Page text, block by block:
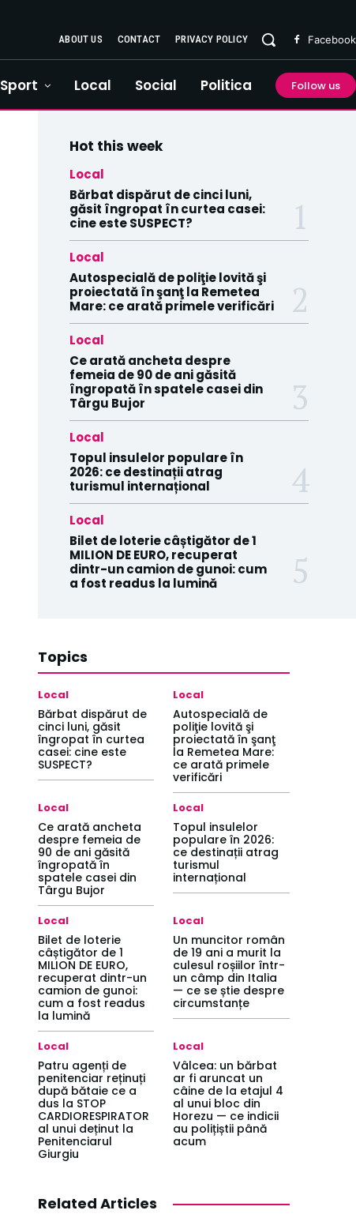
ABOUT US CONTACT PRIVACY POLICY Facebook
Sport Local Social Politica Follow us
Hot this week
Local
Bărbat dispărut de cinci luni,
găsit îngropat în curtea casei:
cine este SUSPECT?
Local
Autospecială de poliţie lovită şi
proiectată în şanţ la Remetea
Mare: ce arată primele verificări
Local
Ce arată ancheta despre
femeia de 90 de ani găsită
îngropată în spatele casei din
Târgu Bujor
Local
Topul insulelor populare în
2026: ce destinații atrag
turismul internațional
Local
Bilet de loterie câștigător de 1
MILION DE EURO, recuperat
dintr-un camion de gunoi: cum
a fost readus la lumină
Topics
Local
Bărbat dispărut de
cinci luni, găsit
îngropat în curtea
casei: cine este
SUSPECT?
Local
Autospecială de
poliţie lovită şi
proiectată în şanţ
la Remetea Mare:
ce arată primele
verificări
Local
Ce arată ancheta
despre femeia de
90 de ani găsită
îngropată în
spatele casei din
Târgu Bujor
Local
Topul insulelor
populare în 2026:
ce destinații atrag
turismul
internațional
Local
Bilet de loterie
câștigător de 1
MILION DE EURO,
recuperat dintr-un
camion de gunoi:
cum a fost readus
la lumină
Local
Un muncitor român
de 19 ani a murit la
culesul roșiilor într-
un câmp din Italia
— ce se știe despre
circumstanțe
Local
Patru agenți de
penitenciar reținuți
după bătaie ce a
dus la STOP
CARDIORESPIRATOR
al unui deținut la
Penitenciarul
Giurgiu
Local
Vâlcea: un bărbat
ar fi aruncat un
câine de la etajul 4
al unui bloc din
Horezu — ce indicii
au polițiștii până
acum
Related Articles